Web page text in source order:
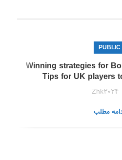
PUBLIC
Winning strategies for
Tips for UK players
Zhk2024
مطلب